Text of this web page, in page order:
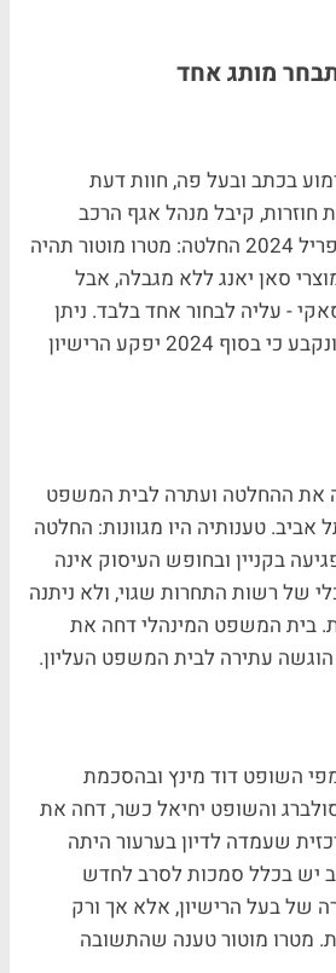
מותג אחד
בכתב ובעל פה, חוות דעת
חוזרות, קיבל מנהל אגף הרכב
במשרד התחבורה באפריל 2024 החלטה: מטרו מוטור תהיה
סאן יאנג ללא מגבלה, אבל
- עליה לבחור אחד בלבד. ניתן
לה פרק זמן להחליט, ונקבע כי בסוף 2024 יפקע הרישיון
את ההחלטה ועתרה לבית המשפט
אביב. טענותיה היו מגוונות: החלטה
בקניין ובחופש העיסוק אינה
של רשות התחרות שגוי, ולא ניתנה
בית המשפט המינהלי דחה את
עתירה לבית המשפט העליון.
השופט דוד מינץ ובהסכמת
והשופט יחיאל כשר, דחה את
שעמדה לדיון בערעור היתה
יש בכלל סמכות לסרב לחדש
של בעל הרישיון, אלא אך ורק
מטרו מוטור טענה שהתשובה